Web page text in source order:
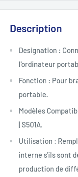
Description
Designation :
l'ordinateur
Fonction : Pour
portable.
Modèles
| S501A.
Utilisation :
interne s'ils sont
production de